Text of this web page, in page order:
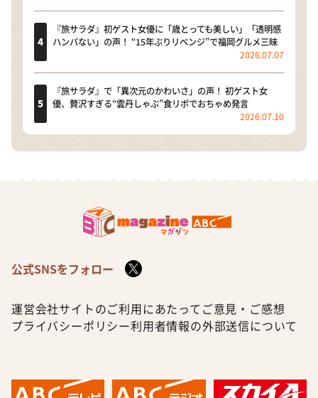
『旅サラダ』初ゲスト女優に「歳とっても美しい」「透明感
ハンパない」の声！ “15年ぶりリベンジ”で福岡グルメ三昧
2026.07.07
『旅サラダ』で「異次元のかわいさ」の声！ 初ゲスト女
優、贅沢すぎる“雲丹しゃぶ”食リポでおちゃめ発言
2026.07.10
公式SNSをフォロー
運営会社サイトのご利用にあたって ご意見・ご感想
プライバシーポリシー利用者情報の外部送信について